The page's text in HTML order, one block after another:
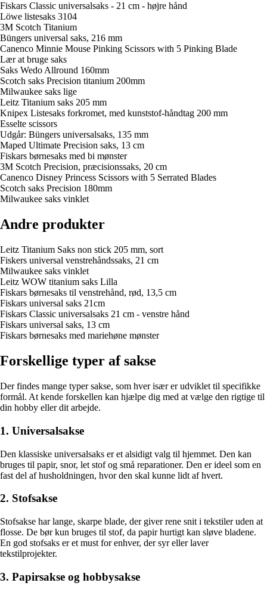
Fiskars Classic universalsaks - 21 cm - højre hånd
Löwe listesaks 3104
3M Scotch Titanium
Büngers universal saks, 216 mm
Canenco Minnie Mouse Pinking Scissors with 5 Pinking Blade
Lær at bruge saks
Saks Wedo Allround 160mm
Scotch saks Precision titanium 200mm
Milwaukee saks lige
Leitz Titanium saks 205 mm
Knipex Listesaks forkromet, med kunststof-håndtag 200 mm
Esselte scissors
Udgår: Büngers universalsaks, 135 mm
Maped Ultimate Precision saks, 13 cm
Fiskars børnesaks med bi mønster
3M Scotch Precision, præcisionssaks, 20 cm
Canenco Disney Princess Scissors with 5 Serrated Blades
Scotch saks Precision 180mm
Milwaukee saks vinklet
Andre produkter
Leitz Titanium Saks non stick 205 mm, sort
Fiskers universal venstrehåndssaks, 21 cm
Milwaukee saks vinklet
Leitz WOW titanium saks Lilla
Fiskars børnesaks til venstrehånd, rød, 13,5 cm
Fiskars universal saks 21cm
Fiskars Classic universalsaks 21 cm - venstre hånd
Fiskars universal saks, 13 cm
Fiskars børnesaks med mariehøne mønster
Forskellige typer af sakse
Der findes mange typer sakse, som hver især er udviklet til specifikke
formål. At kende forskellen kan hjælpe dig med at vælge den rigtige til
din hobby eller dit arbejde.
1. Universalsakse
Den klassiske universalsaks er et alsidigt valg til hjemmet. Den kan
bruges til papir, snor, let stof og små reparationer. Den er ideel som en
fast del af husholdningen, hvor den skal kunne lidt af hvert.
2. Stofsakse
Stofsakse har lange, skarpe blade, der giver rene snit i tekstiler uden at
flosse. De bør kun bruges til stof, da papir hurtigt kan sløve bladene.
En god stofsaks er et must for enhver, der syr eller laver
tekstilprojekter.
3. Papirsakse og hobby­sakse